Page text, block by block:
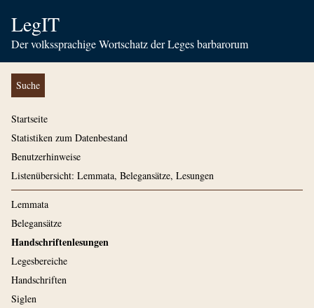
LegIT
Der volkssprachige Wortschatz der Leges barbarorum
Suche
Startseite
Statistiken zum Datenbestand
Benutzerhinweise
Listenübersicht: Lemmata, Belegansätze, Lesungen
Lemmata
Belegansätze
Handschriftenlesungen
Legesbereiche
Handschriften
Siglen